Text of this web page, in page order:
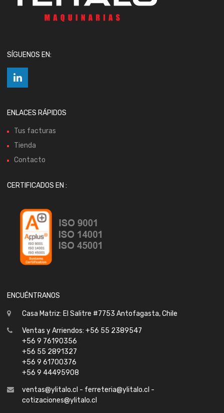
SÍGUENOS EN:
ENLACES RÁPIDOS
Tus facturas
Tienda
Contacto
CERTIFICADOS EN :
ENCUÉNTRANOS
Casa Matriz: El Salitre #7753 Antofagasta, Chile
Ventas y Arriendos: +56 55 2389547
+56 9 76190356
+56 55 2891327
+56 9 61700376
+56 9 44495908
ventas@ylitalo.cl - ferreteria@ylitalo.cl -
cotizaciones@ylitalo.cl